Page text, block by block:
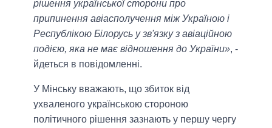
рішення української сторони про
припинення авіасполучення між Україною і
Республікою Білорусь у зв'язку з авіаційною
подією, яка не має відношення до України», -
йдеться в повідомленні.
У Мінську вважають, що збиток від
ухваленого українською стороною
політичного рішення зазнають у першу чергу